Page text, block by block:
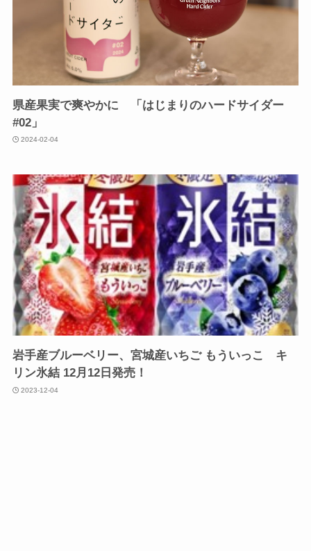
県産果実で爽やかに 「はじまりのハードサイダー
#02」
2024-02-04
岩手産ブルーベリー、宮城産いちご もういっこ キ
リン氷結 12月12日発売！
2023-12-04